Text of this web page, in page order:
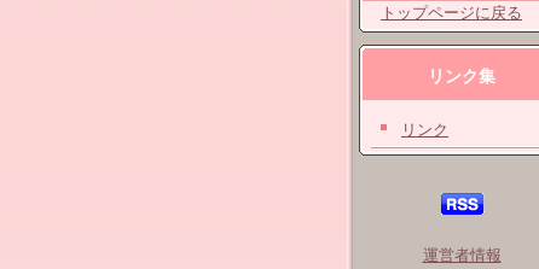
トップページに戻る
リンク集
リンク
運営者情報